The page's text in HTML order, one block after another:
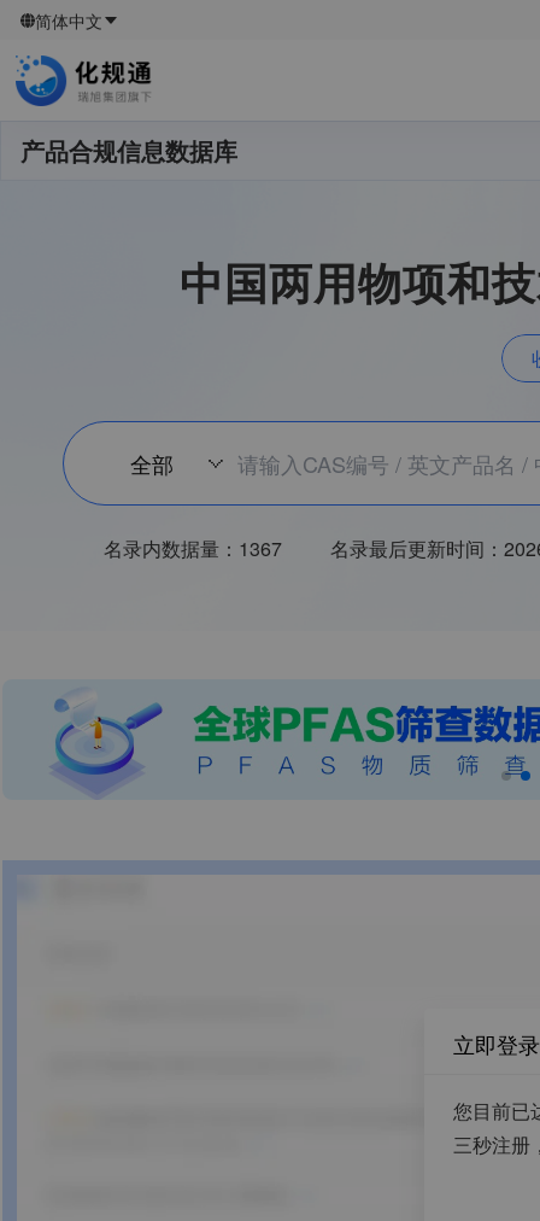
简体中文
产品合规信息数据库
中国两用物项和
全部
名录内数据量： 1367 名录最后更新时间：
立即登录
您目前已
三秒注册